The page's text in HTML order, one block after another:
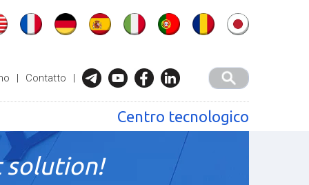
| Contatto |
Centro tecnologico
solution!